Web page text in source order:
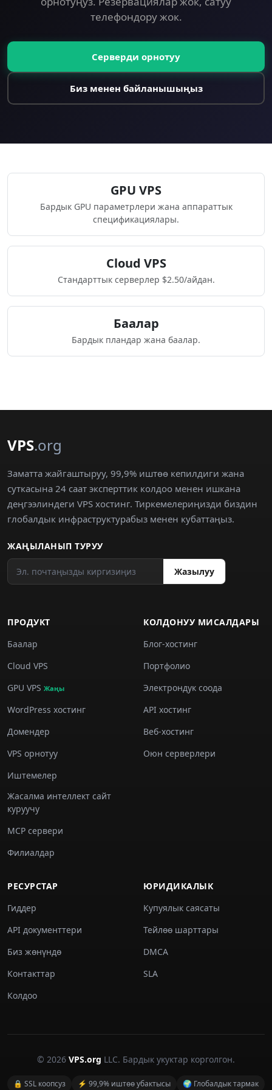
телефондору жок.
Серверди орнотуу
Биз менен байланышыңыз
GPU VPS
Бардык GPU параметрлери жана аппараттык
спецификациялары.
Cloud VPS
Стандарттык серверлер $2.50/айдан.
Баалар
Бардык пландар жана баалар.
VPS.org
Заматта жайгаштыруу, 99,9% иштөө кепилдиги жана
суткасына 24 саат эксперттик колдоо менен ишкана
деңгээлиндеги VPS хостинг. Тиркемелериңизди биздин
глобалдык инфраструктурабыз менен кубаттаңыз.
ЖАҢЫЛАНЫП ТУРУУ
Жазылуу
ПРОДУКТ
Баалар
Cloud VPS
GPU VPS Жаңы
WordPress хостинг
Домендер
VPS орнотуу
Иштемелер
Жасалма интеллект сайт
куруучу
MCP сервери
Филиалдар
КОЛДОНУУ МИСАЛДАРЫ
Блог-хостинг
Портфолио
Электрондук соода
API хостинг
Веб-хостинг
Оюн серверлери
РЕСУРСТАР
Гиддер
API документтери
Биз жөнүндө
Контакттар
Колдоо
ЮРИДИКАЛЫК
Купуялык саясаты
Тейлөө шарттары
DMCA
SLA
© 2026 VPS.org LLC. Бардык укуктар корголгон.
🔒 SSL коопсуз ⚡ 99,9% иштөө убактысы 🌍 Глобалдык тармак